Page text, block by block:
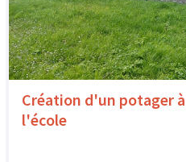
Création d'un potager à
l'école